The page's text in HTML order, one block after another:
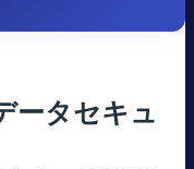
ータセキュ